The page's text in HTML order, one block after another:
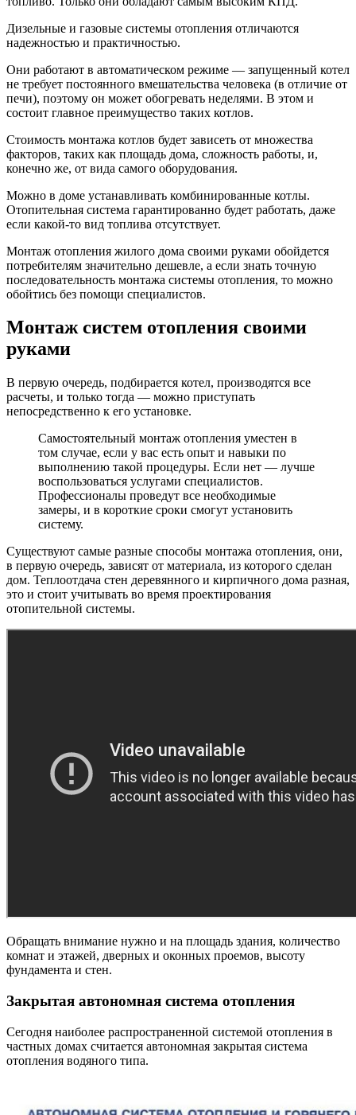
Дизельные и газовые системы отопления отличаются
надежностью и практичностью.
Они работают в автоматическом режиме — запущенный котел
не требует постоянного вмешательства человека (в отличие от
печи), поэтому он может обогревать неделями. В этом и
состоит главное преимущество таких котлов.
Стоимость монтажа котлов будет зависеть от множества
факторов, таких как площадь дома, сложность работы, и,
конечно же, от вида самого оборудования.
Можно в доме устанавливать комбинированные котлы.
Отопительная система гарантированно будет работать, даже
если какой-то вид топлива отсутствует.
Монтаж отопления жилого дома своими руками обойдется
потребителям значительно дешевле, а если знать точную
последовательность монтажа системы отопления, то можно
обойтись без помощи специалистов.
Монтаж систем отопления своими
руками
В первую очередь, подбирается котел, производятся все
расчеты, и только тогда — можно приступать
непосредственно к его установке.
Самостоятельный монтаж отопления уместен в
том случае, если у вас есть опыт и навыки по
выполнению такой процедуры. Если нет — лучше
воспользоваться услугами специалистов.
Профессионалы проведут все необходимые
замеры, и в короткие сроки смогут установить
систему.
Существуют самые разные способы монтажа отопления, они,
в первую очередь, зависят от материала, из которого сделан
дом. Теплоотдача стен деревянного и кирпичного дома разная,
это и стоит учитывать во время проектирования
отопительной системы.
Обращать внимание нужно и на площадь здания, количество
комнат и этажей, дверных и оконных проемов, высоту
фундамента и стен.
Закрытая автономная система отопления
Сегодня наиболее распространенной системой отопления в
частных домах считается автономная закрытая система
отопления водяного типа.